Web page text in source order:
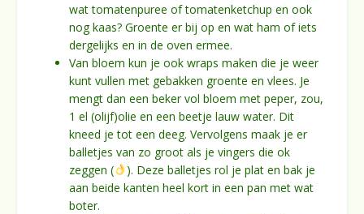
wat tomatenpuree of tomatenketchup en ook
nog kaas? Groente er bij op en wat ham of iets
dergelijks en in de oven ermee.
Van bloem kun je ook wraps maken die je weer
kunt vullen met gebakken groente en vlees. Je
mengt dan een beker vol bloem met peper, zou,
1 el (olijf)olie en een beetje lauw water. Dit
kneed je tot een deeg. Vervolgens maak je er
balletjes van zo groot als je vingers die ok
zeggen (
). Deze balletjes rol je plat en bak je
aan beide kanten heel kort in een pan met wat
boter.